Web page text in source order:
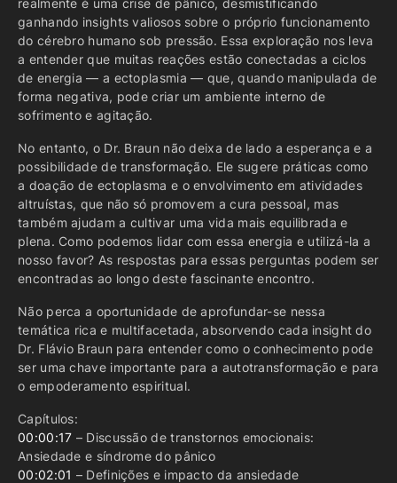
realmente é uma crise de pânico, desmistificando
ganhando insights valiosos sobre o próprio funcionamento
do cérebro humano sob pressão. Essa exploração nos leva
a entender que muitas reações estão conectadas a ciclos
de energia — a ectoplasmia — que, quando manipulada de
forma negativa, pode criar um ambiente interno de
sofrimento e agitação.
No entanto, o Dr. Braun não deixa de lado a esperança e a
possibilidade de transformação. Ele sugere práticas como
a doação de ectoplasma e o envolvimento em atividades
altruístas, que não só promovem a cura pessoal, mas
também ajudam a cultivar uma vida mais equilibrada e
plena. Como podemos lidar com essa energia e utilizá-la a
nosso favor? As respostas para essas perguntas podem ser
encontradas ao longo deste fascinante encontro.
Não perca a oportunidade de aprofundar-se nessa
temática rica e multifacetada, absorvendo cada insight do
Dr. Flávio Braun para entender como o conhecimento pode
ser uma chave importante para a autotransformação e para
o empoderamento espiritual.
Capítulos:
00:00:17 – Discussão de transtornos emocionais:
Ansiedade e síndrome do pânico
00:02:01 – Definições e impacto da ansiedade